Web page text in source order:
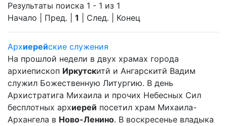
Результаты поиска 1 - 1 из 1
Начало | Пред. | 1 | След. | Конец
Архиерейские служения
На прошлой недели в двух храмах города
архиепископ Иркутскитй и Ангарскитй Вадим
служил Божественную Литургию. В день
Архистратига Михаила и прочих Небесных Сил
бесплотных архиерей посетил храм Михаила-
Архангела в Ново-Ленино. В воскресенье владыка